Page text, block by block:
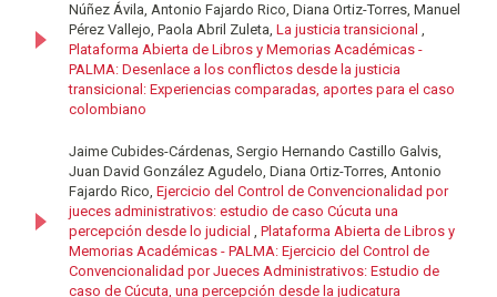
Núñez Ávila, Antonio Fajardo Rico, Diana Ortiz-Torres, Manuel
Pérez Vallejo, Paola Abril Zuleta, La justicia transicional ,
Plataforma Abierta de Libros y Memorias Académicas -
PALMA: Desenlace a los conflictos desde la justicia
transicional: Experiencias comparadas, aportes para el caso
colombiano
Jaime Cubides-Cárdenas, Sergio Hernando Castillo Galvis,
Juan David González Agudelo, Diana Ortiz-Torres, Antonio
Fajardo Rico, Ejercicio del Control de Convencionalidad por
jueces administrativos: estudio de caso Cúcuta una
percepción desde lo judicial , Plataforma Abierta de Libros y
Memorias Académicas - PALMA: Ejercicio del Control de
Convencionalidad por Jueces Administrativos: Estudio de
caso de Cúcuta, una percepción desde la judicatura